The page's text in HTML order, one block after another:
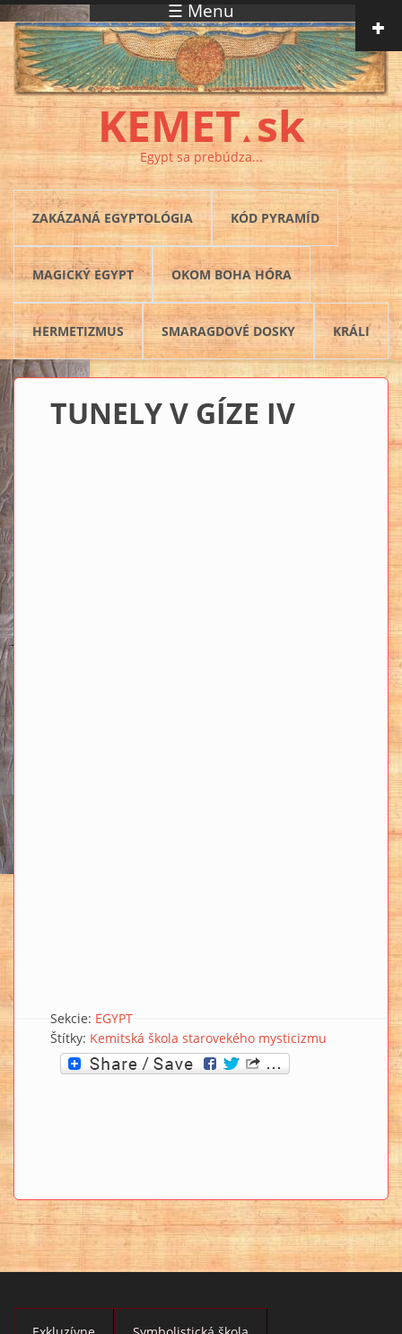
Skočiť na hlavný obsah ☰ Menu
KEMET▲ sk
Egypt sa prebúdza...
ZAKÁZANÁ EGYPTOLÓGIA KÓD PYRAMÍD
MAGICKÝ EGYPT OKOM BOHA HÓRA
HERMETIZMUS SMARAGDOVÉ DOSKY KRÁLI
TUNELY V GÍZE IV
Sekcie: EGYPT
Štítky: Kemitská škola starovekého mysticizmu